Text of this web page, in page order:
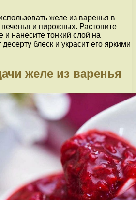
желе из варенья в
печенья и пирожных. Растопите
и нанесите тонкий слой на
блеск и украсит его яркими
желе из варенья